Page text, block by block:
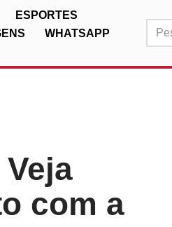
ESPORTES
WHATSAPP
com a